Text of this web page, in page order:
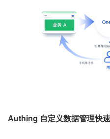
Authing 自定义数据管理快